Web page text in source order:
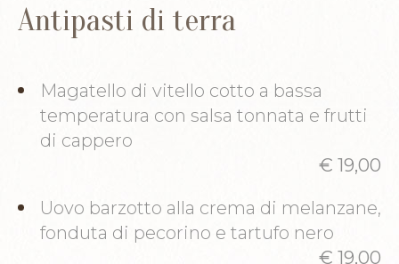
Antipasti di terra
Magatello di vitello cotto a bassa
temperatura con salsa tonnata e frutti
di cappero
€ 19,00
Uovo barzotto alla crema di melanzane,
fonduta di pecorino e tartufo nero
€ 19,00